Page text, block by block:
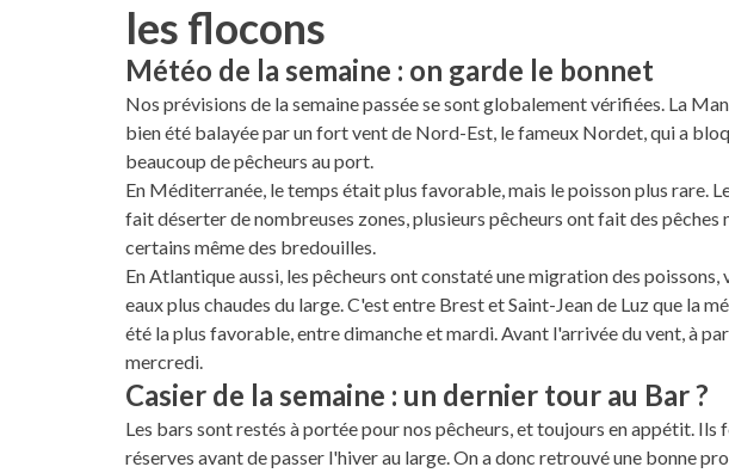
les flocons
Météo de la semaine : on garde le bonnet
Nos prévisions de la semaine passée se sont globalement vérifiées. La
bien été balayée par un fort vent de Nord-Est, le fameux Nordet, qui a
beaucoup de pêcheurs au port.
En Méditerranée, le temps était plus favorable, mais le poisson plus rare.
fait déserter de nombreuses zones, plusieurs pêcheurs ont fait des pêches
certains même des bredouilles.
En Atlantique aussi, les pêcheurs ont constaté une migration des poissons,
eaux plus chaudes du large. C'est entre Brest et Saint-Jean de Luz que la
été la plus favorable, entre dimanche et mardi. Avant l'arrivée du vent, à
mercredi.
Casier de la semaine : un dernier tour au Bar ?
Les bars sont restés à portée pour nos pêcheurs, et toujours en appétit. Ils
réserves avant de passer l'hiver au large. On a donc retrouvé une bonne